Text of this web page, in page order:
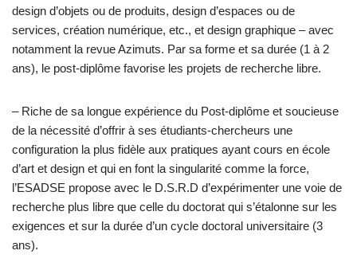
design d’objets ou de produits, design d’espaces ou de
services, création numérique, etc., et design graphique – avec
notamment la revue Azimuts. Par sa forme et sa durée (1 à 2
ans), le post-diplôme favorise les projets de recherche libre.
– Riche de sa longue expérience du Post-diplôme et soucieuse
de la nécessité d’offrir à ses étudiants-chercheurs une
configuration la plus fidèle aux pratiques ayant cours en école
d’art et design et qui en font la singularité comme la force,
l’ESADSE propose avec le D.S.R.D d’expérimenter une voie de
recherche plus libre que celle du doctorat qui s’étalonne sur les
exigences et sur la durée d’un cycle doctoral universitaire (3
ans).